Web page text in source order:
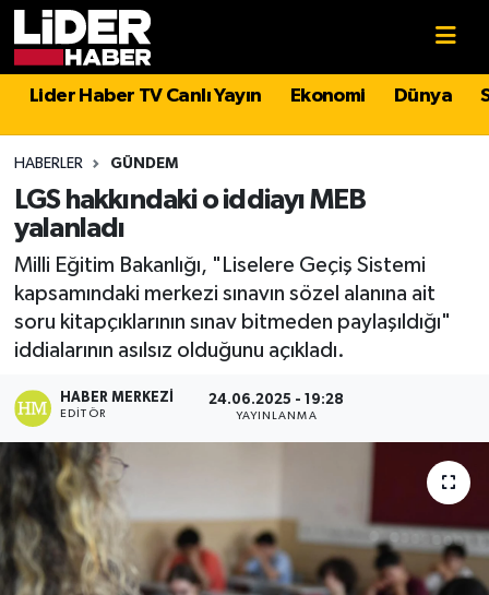
Lider Haber TV Canlı Yayın Ekonomi Dünya
HABERLER GÜNDEM
LGS hakkındaki o iddiayı MEB
yalanladı
Milli Eğitim Bakanlığı, "Liselere Geçiş Sistemi
kapsamındaki merkezi sınavın sözel alanına ait
soru kitapçıklarının sınav bitmeden paylaşıldığı"
iddialarının asılsız olduğunu açıkladı.
HABER MERKEZI
EDITÖR
24.06.2025 - 19:28
YAYINLANMA
Politika
Asayiş
Magazin
Spor
Sağlık
Teknoloji
Turizm
Kültür - Sanat
Hava Durumu
İstanbul Namaz Vakitleri
Süper Lig Puan Durumu ve Fikstür
Tüm Manşetler
Son Dakika Haberleri
Haber Arşivi